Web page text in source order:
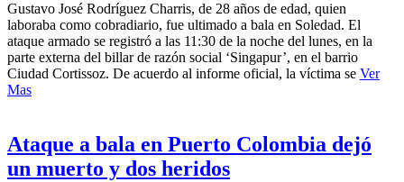
Gustavo José Rodríguez Charris, de 28 años de edad, quien
laboraba como cobradiario, fue ultimado a bala en Soledad. El
ataque armado se registró a las 11:30 de la noche del lunes, en la
parte externa del billar de razón social ‘Singapur’, en el barrio
Ciudad Cortissoz. De acuerdo al informe oficial, la víctima se Ver
Mas
Ataque a bala en Puerto Colombia dejó
un muerto y dos heridos